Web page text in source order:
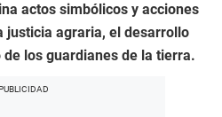
actos simbólicos y acciones
justicia agraria, el desarrollo
los guardianes de la tierra.